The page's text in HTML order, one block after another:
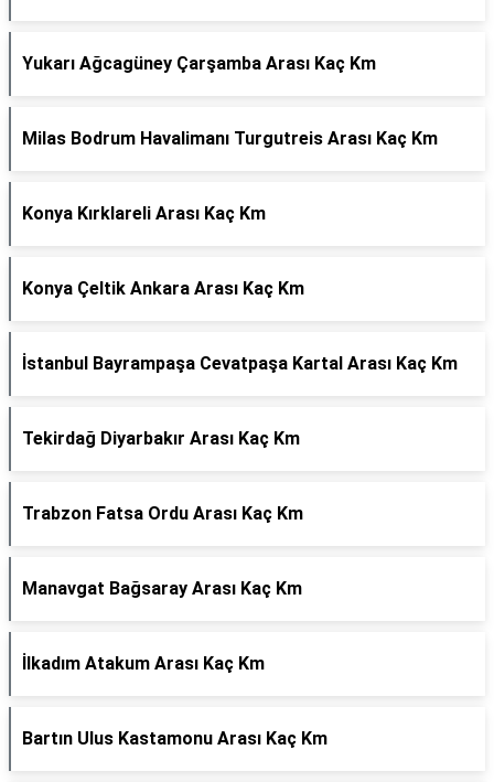
Yukarı Ağcagüney Çarşamba Arası Kaç Km
Milas Bodrum Havalimanı Turgutreis Arası Kaç Km
Konya Kırklareli Arası Kaç Km
Konya Çeltik Ankara Arası Kaç Km
İstanbul Bayrampaşa Cevatpaşa Kartal Arası Kaç Km
Tekirdağ Diyarbakır Arası Kaç Km
Trabzon Fatsa Ordu Arası Kaç Km
Manavgat Bağsaray Arası Kaç Km
İlkadım Atakum Arası Kaç Km
Bartın Ulus Kastamonu Arası Kaç Km